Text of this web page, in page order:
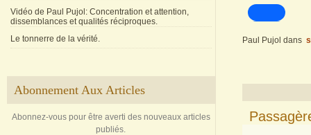
Vidéo de Paul Pujol: Concentration et attention,
dissemblances et qualités réciproques.
Le tonnerre de la vérité.
Abonnement Aux Articles
Abonnez-vous pour être averti des nouveaux articles
publiés.
Paul Pujol dans